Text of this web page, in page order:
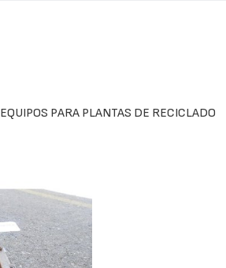
EQUIPOS PARA PLANTAS DE RECICLADO